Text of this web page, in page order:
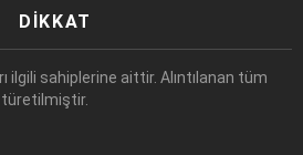
DIKKAT
ilgili sahiplerine aittir. Alıntılanan tüm
türetilmiştir.